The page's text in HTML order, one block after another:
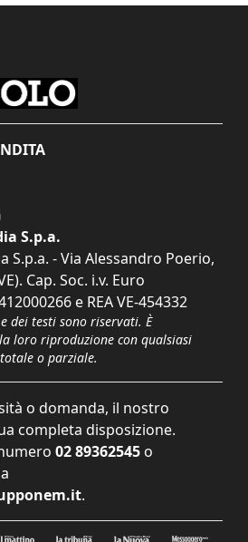
S.p.a.
S.p.a. - Via Alessandro Poerio,
Cap. Soc. i.v. Euro
e REA VE-454332
dei testi sono riservati. È
loro riproduzione con qualsiasi
o parziale.
o domanda, il nostro
completa disposizione.
02 89362545 o
.